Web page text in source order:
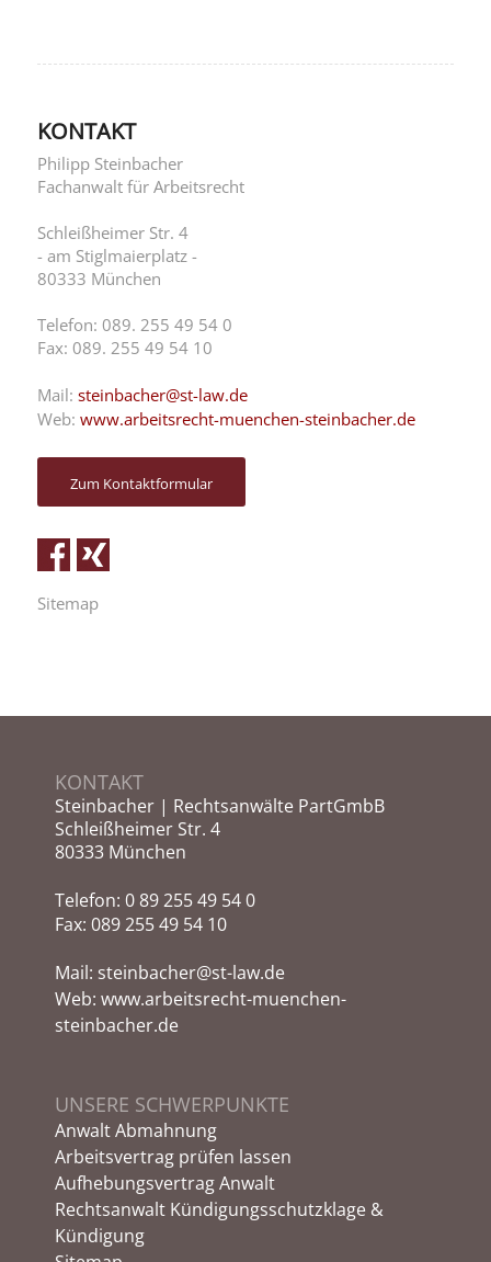
KONTAKT
Philipp Steinbacher
Fachanwalt für Arbeitsrecht
Schleißheimer Str. 4
- am Stiglmaierplatz -
80333 München
Telefon: 089. 255 49 54 0
Fax: 089. 255 49 54 10
Mail: steinbacher@st-law.de
Web: www.arbeitsrecht-muenchen-steinbacher.de
Zum Kontaktformular
Sitemap
KONTAKT
Steinbacher | Rechtsanwälte PartGmbB
Schleißheimer Str. 4
80333 München
Telefon: 0 89 255 49 54 0
Fax: 089 255 49 54 10
Mail: steinbacher@st-law.de
Web: www.arbeitsrecht-muenchen-
steinbacher.de
UNSERE SCHWERPUNKTE
Anwalt Abmahnung
Arbeitsvertrag prüfen lassen
Aufhebungsvertrag Anwalt
Rechtsanwalt Kündigungsschutzklage &
Kündigung